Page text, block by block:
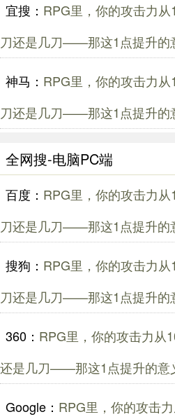
宜搜： RPG里，你的攻击力
刀还是几刀——那这1点提升的
神马： RPG里，你的攻击力
刀还是几刀——那这1点提升的
全网搜-电脑PC端
百度： RPG里，你的攻击力
刀还是几刀——那这1点提升的
搜狗： RPG里，你的攻击力
刀还是几刀——那这1点提升的
360： RPG里，你的攻击力从
还是几刀——那这1点提升的意
Google： RPG里，你的攻击